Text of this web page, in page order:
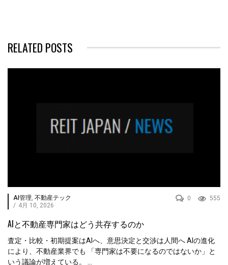
RELATED POSTS
555
0
AI管理, 不動産テック
/ 4月 10, 2026
AIと不動産専門家はどう共存するのか
査定・比較・初期提案はAIへ、意思決定と交渉は人間へ AIの進化
により、不動産業界でも 「専門家は不要になるのではないか」と
いう議論が増えている。 ...